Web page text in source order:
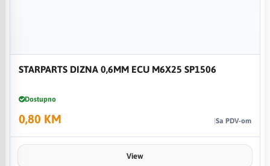
STARPARTS DIZNA 0,6MM ECU M6X25 SP1506
Dostupno
0,80 KM Sa PDV-om
View